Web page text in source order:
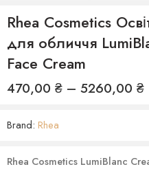
Rhea Cosmetics
для обличчя
Face Cream
470,00 ₴ – 5260,00 ₴
Brand: Rhea
Rhea Cosmetics LumiBlanc